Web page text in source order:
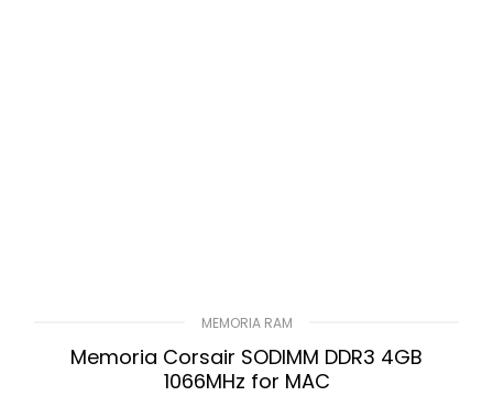
MEMORIA RAM
Memoria Corsair SODIMM DDR3 4GB
1066MHz for MAC